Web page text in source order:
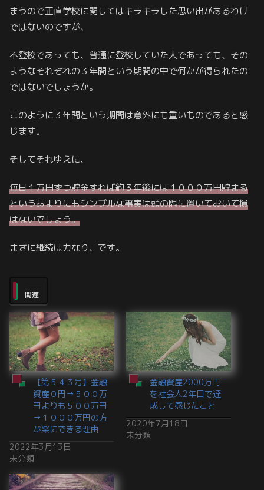
まうので正直学校に関してはキラキラした思い出があるわけ
ではないのですが、
不登校であっても、普通に登校していた人であっても、その
ようなそれぞれの３年間という期間の中で何かが得られたの
ではないでしょうか。
このように３年間という期間は意外にも重いものであると感
じます。
そしてそれゆえに、
毎日１万円ずつ貯金すれば約３年後には１０００万円貯まる
というあまりにもシンプルな事実は頭の隅に置いておいて損
はないでしょう。
まさに継続は力なり、です。
関連
【第５４３号】金融
資産０円→５００万
円よりも５００万円
→１０００万円の方
が楽にできる理由
2022年3月13日
未分類
金融資産2000万円
を社会人2年目で達
成して感じたこと
2020年7月18日
未分類